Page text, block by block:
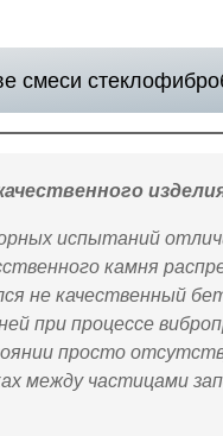
смеси
испытаний
камня
не качественный
при процессе
просто
между частицами